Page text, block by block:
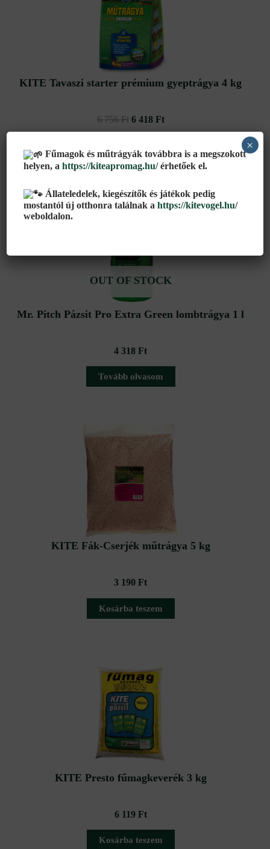
KITE Tavaszi starter prémium gyeptrágya 4 kg
6 756Ft
756 Ft.
6 418 Ft
OUT OF STOCK
Mr. Pitch Pázsit Pro Extra Green lombtrágya 1 l
4 318 Ft
Tovább olvasom
KITE Fák-Cserjék műtrágya 5 kg
3 190 Ft
Kosárba teszem
KITE Presto fűmagkeverék 3 kg
6 119 Ft
Kosárba teszem
Fűmagok és műtrágyák továbbra is a megszokott
helyen, ahttps://kiteapromag.hu/érhetőek el.
Állateledelek, kiegészítők és játékok pedig
mostantól új otthonra találnak a https://kitevogel.hu/
weboldalon.
×